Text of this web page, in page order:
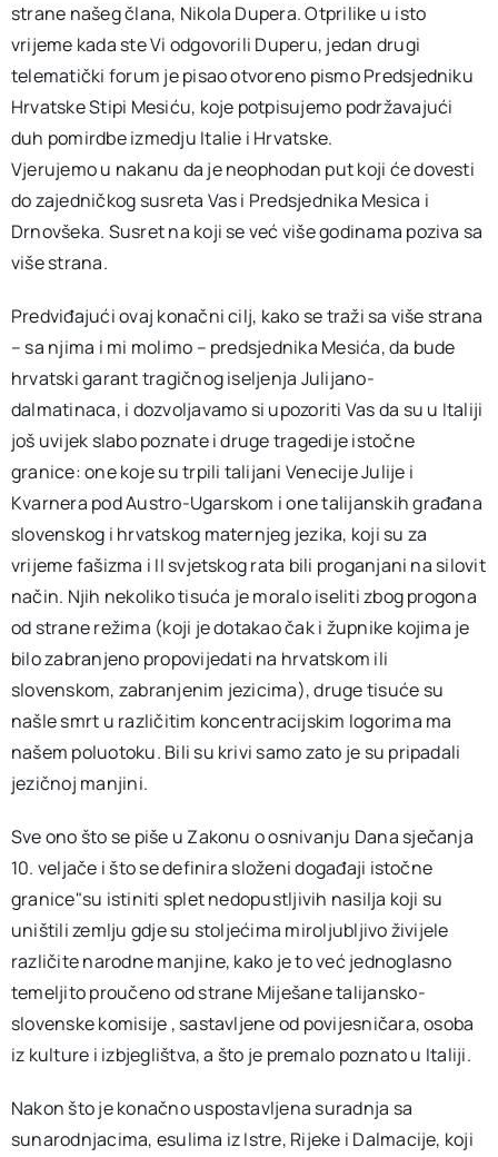
strane našeg člana, Nikola Dupera. Otprilike u isto
vrijeme kada ste Vi odgovorili Duperu, jedan drugi
telematički forum je pisao otvoreno pismo Predsjedniku
Hrvatske Stipi Mesiću, koje potpisujemo podržavajući
duh pomirdbe izmedju Italie i Hrvatske.
Vjerujemo u nakanu da je neophodan put koji će dovesti
do zajedničkog susreta Vas i Predsjednika Mesica i
Drnovšeka. Susret na koji se već više godinama poziva sa
više strana.
Predviđajući ovaj konačni cilj, kako se traži sa više strana
– sa njima i mi molimo – predsjednika Mesića, da bude
hrvatski garant tragičnog iseljenja Julijano-
dalmatinaca, i dozvoljavamo si upozoriti Vas da su u Italiji
još uvijek slabo poznate i druge tragedije istočne
granice: one koje su trpili talijani Venecije Julije i
Kvarnera pod Austro-Ugarskom i one talijanskih građana
slovenskog i hrvatskog maternjeg jezika, koji su za
vrijeme fašizma i II svjetskog rata bili proganjani na silovit
način. Njih nekoliko tisuća je moralo iseliti zbog progona
od strane režima (koji je dotakao čak i župnike kojima je
bilo zabranjeno propovijedati na hrvatskom ili
slovenskom, zabranjenim jezicima), druge tisuće su
našle smrt u različitim koncentracijskim logorima ma
našem poluotoku. Bili su krivi samo zato je su pripadali
jezičnoj manjini.
Sve ono što se piše u Zakonu o osnivanju Dana sječanja
10. veljače i što se definira složeni događaji istočne
granice"su istiniti splet nedopustljivih nasilja koji su
uništili zemlju gdje su stoljećima miroljubljivo živijele
različite narodne manjine, kako je to već jednoglasno
temeljito proučeno od strane Miješane talijansko-
slovenske komisije , sastavljene od povijesničara, osoba
iz kulture i izbjeglištva, a što je premalo poznato u Italiji.
Nakon što je konačno uspostavljena suradnja sa
sunarodnjacima, esulima iz Istre, Rijeke i Dalmacije, koji